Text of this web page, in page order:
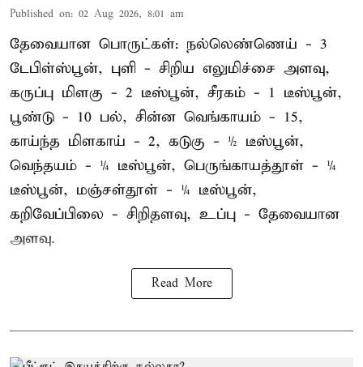
Published on: 02 Aug 2026, 8:01 am
தேவையான பொருட்கள்: நல்லெண்ணெய் - 3
டேபிள்ஸ்பூன், புளி - சிறிய எலுமிச்சை அளவு,
கருப்பு மிளகு - 2 டீஸ்பூன், சீரகம் - 1 டீஸ்பூன்,
பூண்டு - 10 பல், சின்ன வெங்காயம் - 15,
காய்ந்த மிளகாய் - 2, கடுகு - ½ டீஸ்பூன்,
வெந்தயம் - ¼ டீஸ்பூன், பெருங்காயத்தூள் - ¼
டீஸ்பூன், மஞ்சள்தூள் - ¼ டீஸ்பூன்,
கறிவேப்பிலை - சிறிதளவு, உப்பு - தேவையான
அளவு.
Read More